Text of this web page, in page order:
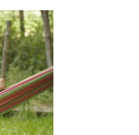
Doporučujeme